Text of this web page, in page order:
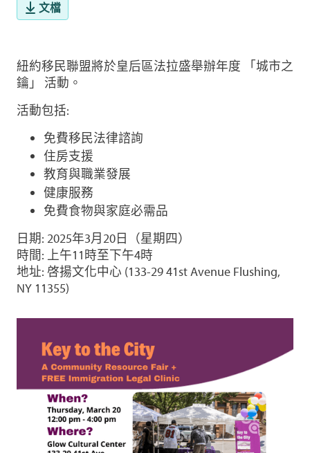
文檔
紐約移民聯盟將於皇后區法拉盛舉辦年度 「城市之
鑰」 活動。
活動包括:
免費移民法律諮詢
住房支援
教育與職業發展
健康服務
免費食物與家庭必需品
日期: 2025年3月20日（星期四）
時間: 上午11時至下午4時
地址: 啓揚文化中心 (133-29 41st Avenue Flushing,
NY 11355)